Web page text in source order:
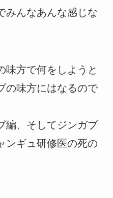
みんなあんな感じな
味方で何をしようと
の味方にはなるので
編、そしてジンガブ
ンギュ研修医の死の